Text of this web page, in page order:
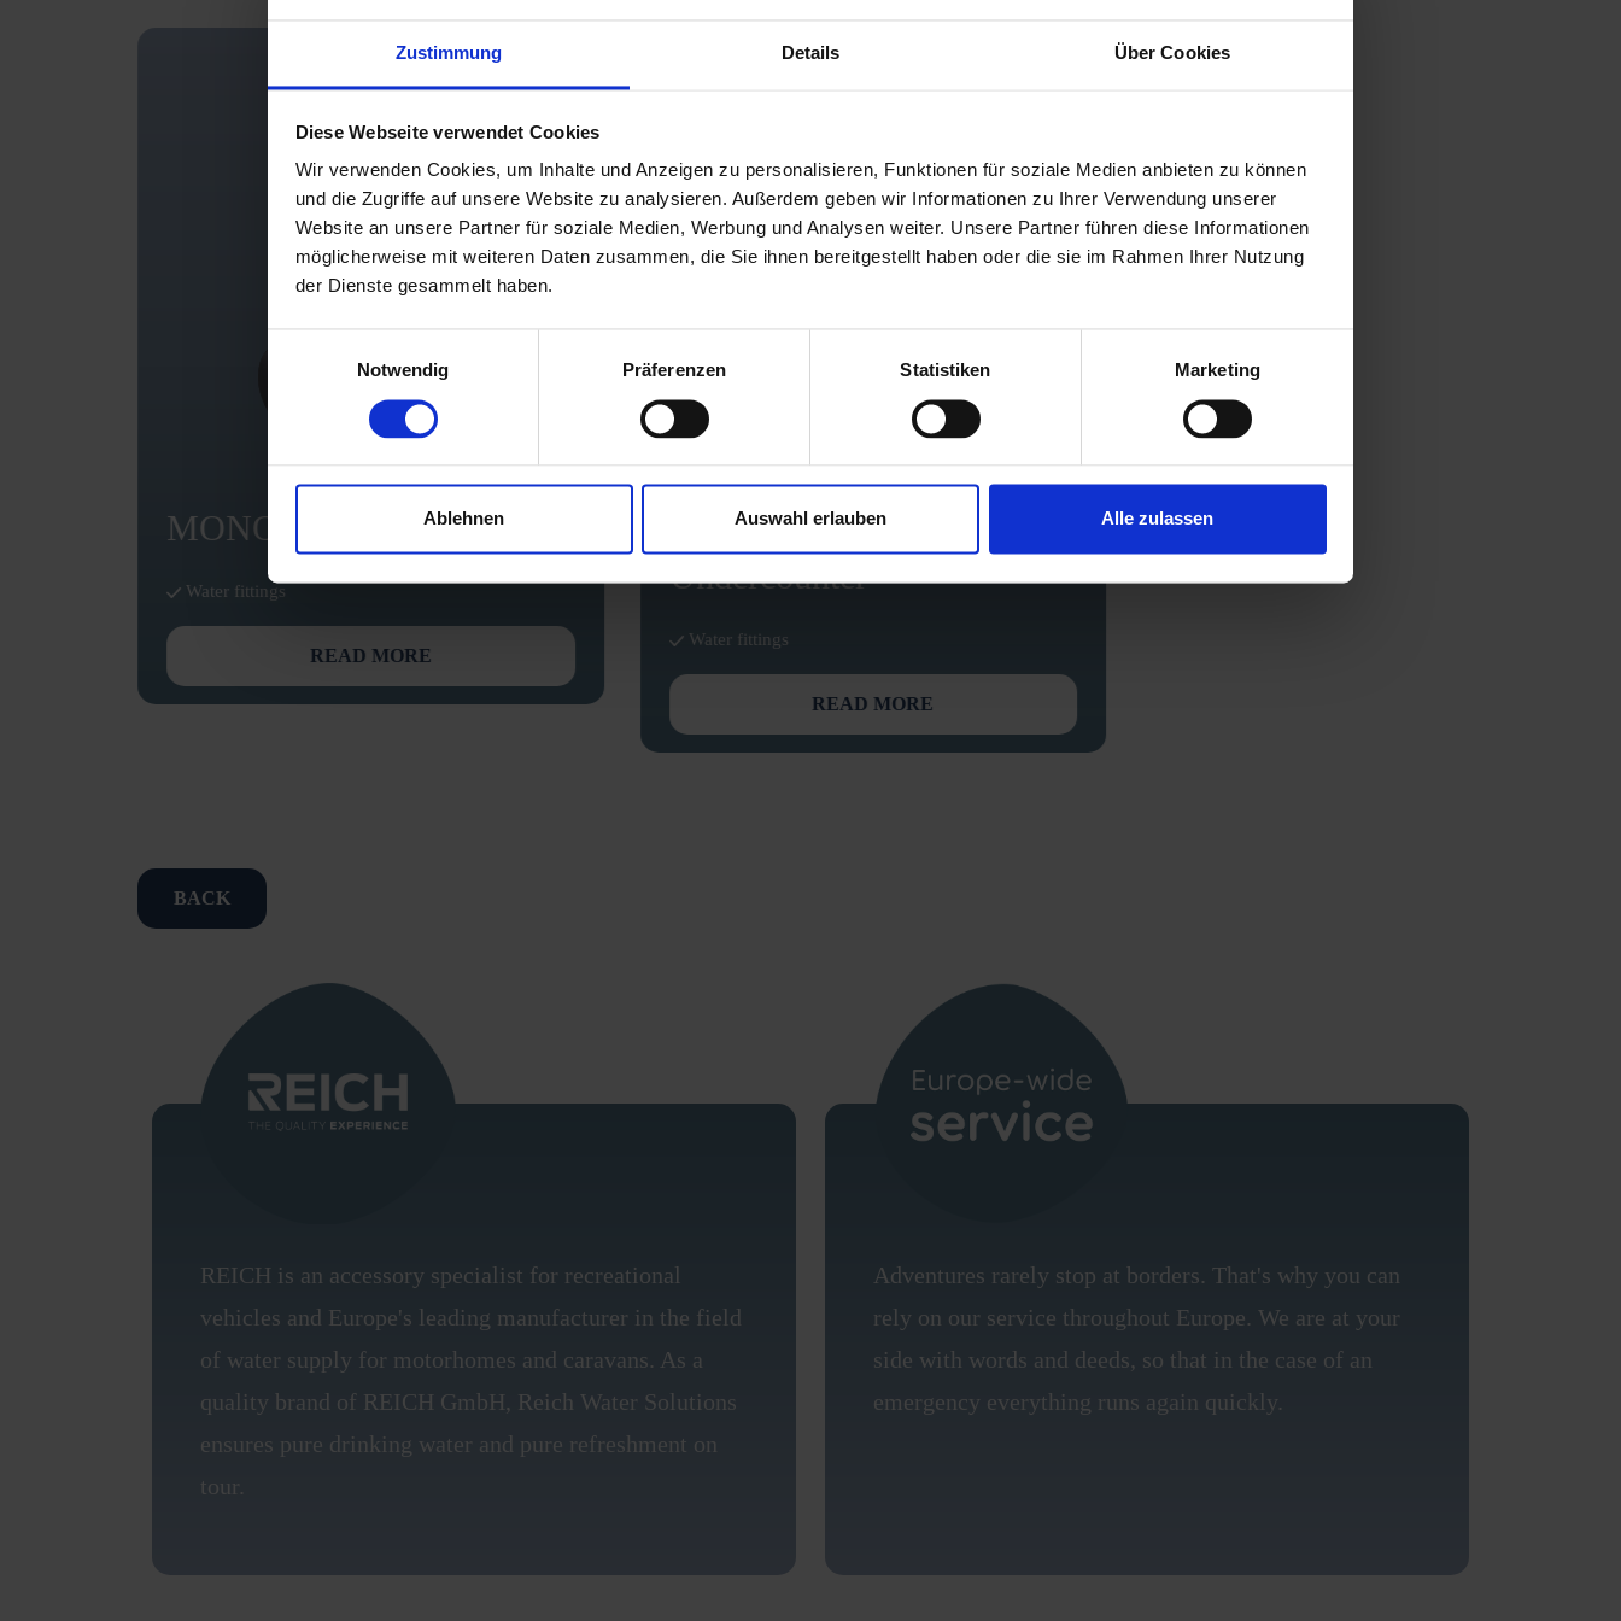
Zustimmung Details Über Cookies
Diese Webseite verwendet Cookies
Wir verwenden Cookies, um Inhalte und Anzeigen zu personalisieren, Funktionen für soziale Medien anbieten zu können
und die Zugriffe auf unsere Website zu analysieren. Außerdem geben wir Informationen zu Ihrer Verwendung unserer
Website an unsere Partner für soziale Medien, Werbung und Analysen weiter. Unsere Partner führen diese Informationen
möglicherweise mit weiteren Daten zusammen, die Sie ihnen bereitgestellt haben oder die sie im Rahmen Ihrer Nutzung
der Dienste gesammelt haben.
Notwendig
Präferenzen Statistiken Marketing
Ablehnen Auswahl erlauben Alle zulassen
MONO-MIX-STYLE 2005
Water fittings
READ MORE
MONO-MIX-STYLE 2000
Undercounter
Water fittings
READ MORE
BACK
REICH is an accessory specialist for recreational
vehicles and Europe's leading manufacturer in the field
of water supply for motorhomes and caravans. As a
quality brand of REICH GmbH, Reich Water Solutions
ensures pure drinking water and pure refreshment on
tour.
Adventures rarely stop at borders. That's why you can
rely on our service throughout Europe. We are at your
side with words and deeds, so that in the case of an
emergency everything runs again quickly.